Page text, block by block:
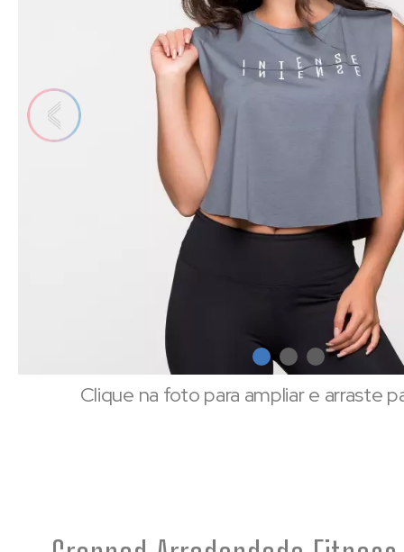
Clique na foto para ampliar e arraste